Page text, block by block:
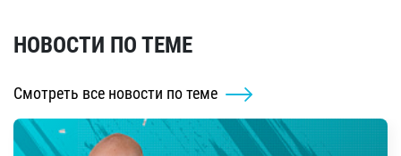
НОВОСТИ ПО ТЕМЕ
Смотреть все новости по теме